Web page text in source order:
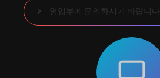
영업부에 문의하시기 바랍니다